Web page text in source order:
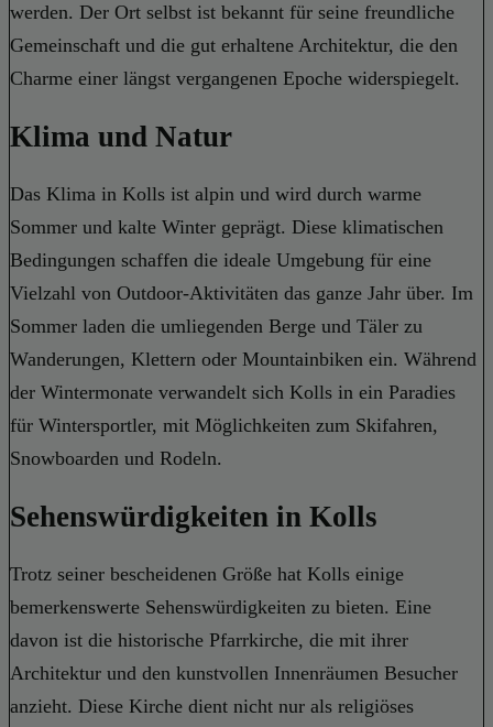
werden. Der Ort selbst ist bekannt für seine freundliche
Gemeinschaft und die gut erhaltene Architektur, die den
Charme einer längst vergangenen Epoche widerspiegelt.
Klima und Natur
Das Klima in Kolls ist alpin und wird durch warme
Sommer und kalte Winter geprägt. Diese klimatischen
Bedingungen schaffen die ideale Umgebung für eine
Vielzahl von Outdoor-Aktivitäten das ganze Jahr über. Im
Sommer laden die umliegenden Berge und Täler zu
Wanderungen, Klettern oder Mountainbiken ein. Während
der Wintermonate verwandelt sich Kolls in ein Paradies
für Wintersportler, mit Möglichkeiten zum Skifahren,
Snowboarden und Rodeln.
Sehenswürdigkeiten in Kolls
Trotz seiner bescheidenen Größe hat Kolls einige
bemerkenswerte Sehenswürdigkeiten zu bieten. Eine
davon ist die historische Pfarrkirche, die mit ihrer
Architektur und den kunstvollen Innenräumen Besucher
anzieht. Diese Kirche dient nicht nur als religiöses